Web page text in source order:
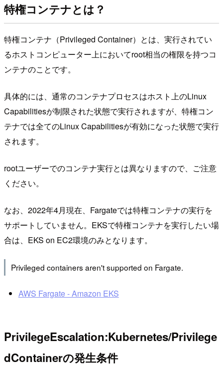
特権コンテナとは？
特権コンテナ（Privileged Container）とは、実行されてい
るホストコンピューター上においてroot相当の権限を持つコ
ンテナのことです。
具体的には、通常のコンテナプロセスはホスト上のLinux
Capabilitiesが制限された状態で実行されますが、特権コン
テナでは全てのLinux Capabilitiesが有効になった状態で実行
されます。
rootユーザーでのコンテナ実行とは異なりますので、ご注意
ください。
なお、2022年4月現在、Fargateでは特権コンテナの実行を
サポートしていません。EKSで特権コンテナを実行したい場
合は、EKS on EC2環境のみとなります。
Privileged containers aren't supported on Fargate.
AWS Fargate - Amazon EKS
PrivilegeEscalation:Kubernetes/Privilege
dContainerの発生条件